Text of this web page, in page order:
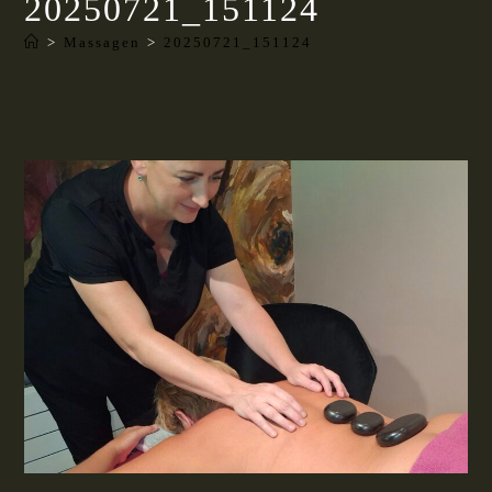
20250721_151124
> Massagen > 20250721_151124